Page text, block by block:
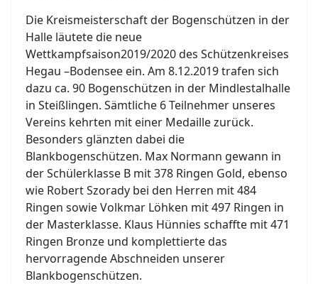
Die Kreismeisterschaft der Bogenschützen in der
Halle läutete die neue
Wettkampfsaison2019/2020 des Schützenkreises
Hegau –Bodensee ein. Am 8.12.2019 trafen sich
dazu ca. 90 Bogenschützen in der Mindlestalhalle
in Steißlingen. Sämtliche 6 Teilnehmer unseres
Vereins kehrten mit einer Medaille zurück.
Besonders glänzten dabei die
Blankbogenschützen. Max Normann gewann in
der Schülerklasse B mit 378 Ringen Gold, ebenso
wie Robert Szorady bei den Herren mit 484
Ringen sowie Volkmar Löhken mit 497 Ringen in
der Masterklasse. Klaus Hünnies schaffte mit 471
Ringen Bronze und komplettierte das
hervorragende Abschneiden unserer
Blankbogenschützen.